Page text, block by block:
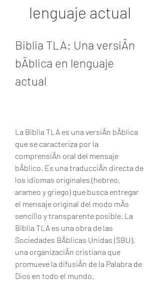
lenguaje actual
Biblia TLA: Una versiÃn
bÃblica en lenguaje
actual
La Biblia TLA es una versiÃn bÃblica
que se caracteriza por la
comprensiÃn oral del mensaje
bÃblico. Es una traducciÃn directa de
los idiomas originales (hebreo,
arameo y griego) que busca entregar
el mensaje original del modo mÃs
sencillo y transparente posible. La
Biblia TLA es una obra de las
Sociedades BÃblicas Unidas (SBU),
una organizaciÃn cristiana que
promueve la difusiÃn de la Palabra de
Dios en todo el mundo.